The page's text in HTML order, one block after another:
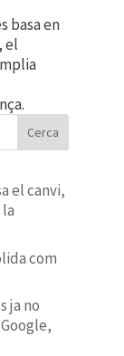
basa en
el
Cerca
el canvi,
com
ja no